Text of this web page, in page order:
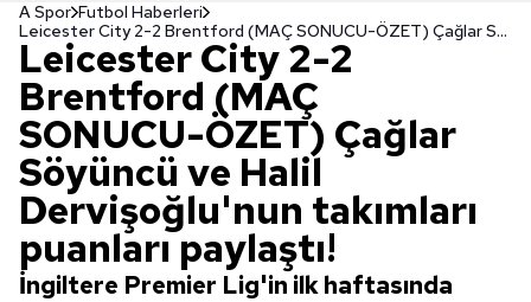
A Spor Futbol Haberleri
Leicester City 2-2 Brentford (MAÇ SONUCU-ÖZET) Çağlar Söyüncü ve Halil Dervişoğlu'nun takımları puanları paylaştı!
Leicester City 2-2
Brentford (MAÇ
SONUCU-ÖZET) Çağlar
Söyüncü ve Halil
Dervişoğlu'nun takımları
puanları paylaştı!
İngiltere Premier Lig'in ilk haftasında